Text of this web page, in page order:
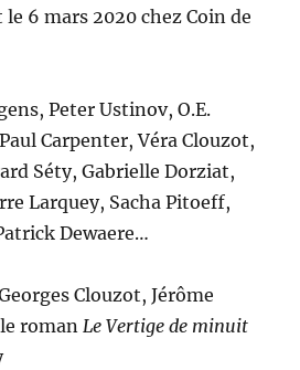
6 mars 2020 chez Coin de
Peter Ustinov, O.E.
Carpenter, Véra Clouzot,
Séty, Gabrielle Dorziat,
Larquey, Sacha Pitoeff,
Dewaere…
Clouzot, Jérôme
le romanLe Vertige de minuit